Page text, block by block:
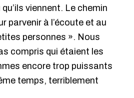
qu’ils viennent. Le chemin
parvenir à l’écoute et au
personnes ». Nous
compris qui étaient les
encore trop puissants
temps, terriblement